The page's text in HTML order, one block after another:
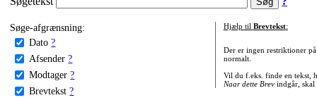
Søge-afgrænsning:
Dato ?
Afsender ?
Modtager ?
Brevtekst ?
Hjælp til Brevtekst:
Der er ingen restriktioner
normalt.
Vil du f.eks. finde en tekst,
Naar dette Brevindgår, skal